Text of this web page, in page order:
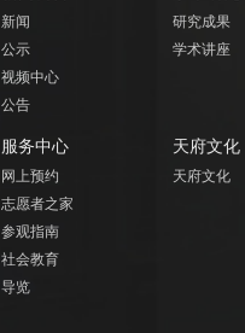
新闻
公示
视频中心
公告
研究成果
学术讲座
服务中心
网上预约
志愿者之家
参观指南
社会教育
导览
天府文化
天府文化